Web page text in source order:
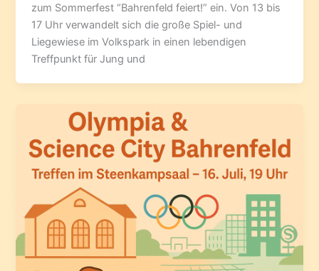
zum Sommerfest “Bahrenfeld feiert!” ein. Von 13 bis
17 Uhr verwandelt sich die große Spiel- und
Liegewiese im Volkspark in einen lebendigen
Treffpunkt für Jung und